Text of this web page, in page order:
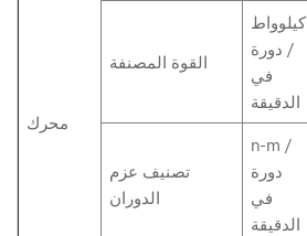
محرك
القوة المصنفة
كيلوواط
/ دورة
في
الدقيقة
تصنيف عزم
الدوران
n-m /
دورة
في
الدقيقة